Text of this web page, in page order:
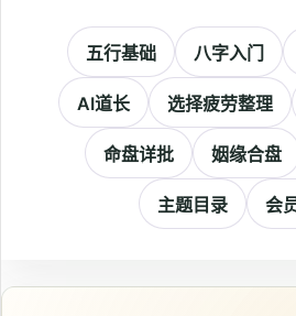
五行基础 八字入门
AI道长 选择疲劳整理
命盘详批 姻缘合盘
主题目录 会